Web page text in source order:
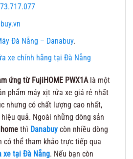
Đà Nẵng – Danabuy.
xe chính hãng tại Đà Nẵng
ứng từ FujiHOME PWX1Alà một
phẩm máy xịt rửa xe giá rẻ nhất
nhưng có chất lượng cao nhất,
quả. Ngoài những dòng sản
thì Danabuy còn nhiều dòng
có thể tham khảo trực tiếp qua
xe tại Đà Nẵng. Nếu bạn còn